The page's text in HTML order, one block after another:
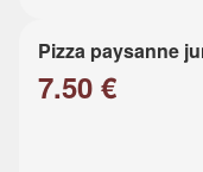
Pizza paysanne
7.50 €